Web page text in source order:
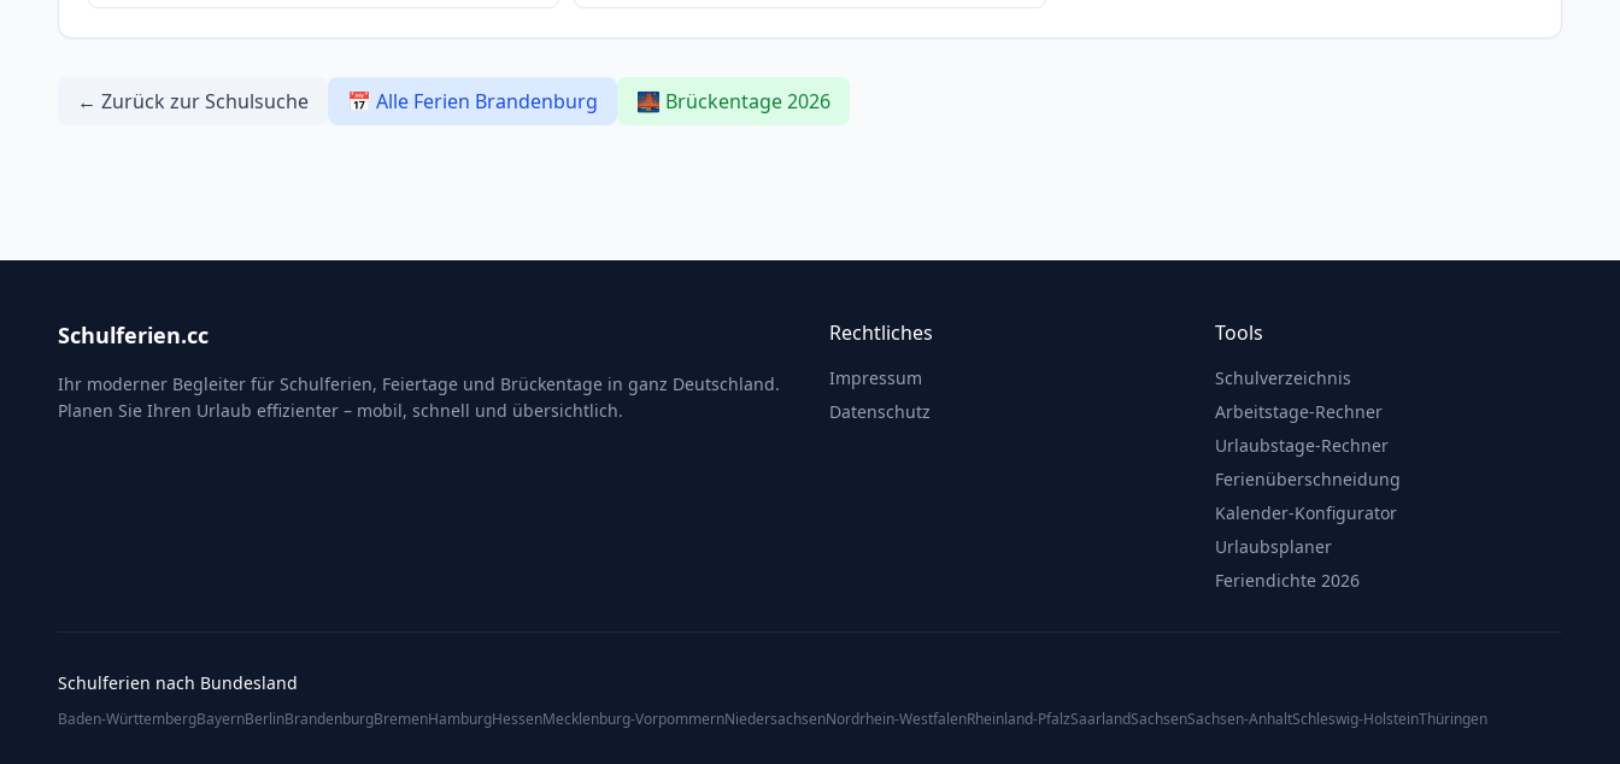
← Zurück zur Schulsuche 📅 Alle Ferien Brandenburg 🌉 Brückentage 2026
Schulferien.cc
Ihr moderner Begleiter für Schulferien, Feiertage und Brückentage in ganz Deutschland.
Planen Sie Ihren Urlaub effizienter – mobil, schnell und übersichtlich.
Rechtliches
Impressum
Datenschutz
Tools
Schulverzeichnis
Arbeitstage-Rechner
Urlaubstage-Rechner
Ferienüberschneidung
Kalender-Konfigurator
Urlaubsplaner
Feriendichte 2026
Schulferien nach Bundesland
Baden-WürttembergBayernBerlinBrandenburgBremenHamburgHessenMecklenburg-VorpommernNiedersachsenNordrhein-WestfalenRheinland-PfalzSaarlandSachsenSachsen-AnhaltSchleswig-HolsteinThüringen